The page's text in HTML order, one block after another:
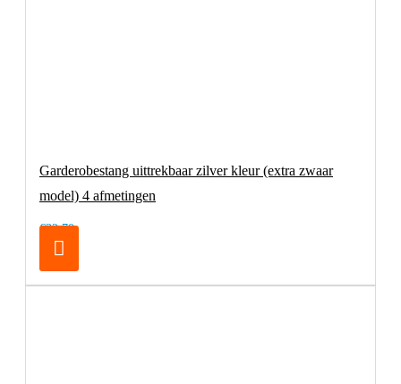
Garderobestang uittrekbaar zilver kleur (extra zwaar
model) 4 afmetingen
€32,70